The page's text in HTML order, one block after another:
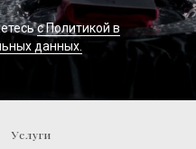
с Политикой в
данных.
Услуги